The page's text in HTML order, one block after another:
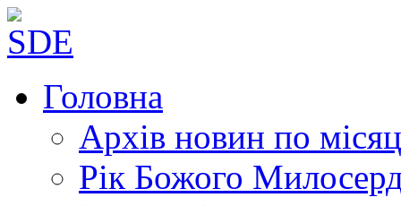
Головна
Архів новин по
Рік Божого